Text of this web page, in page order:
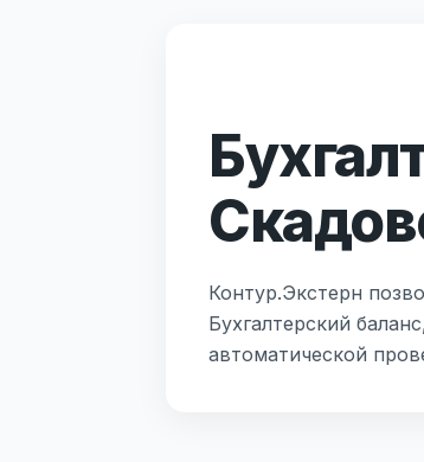
Контур.Экстерн
Бухгалтерский
автоматической